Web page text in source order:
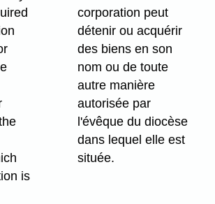
is
corporation peut
détenir ou acquérir
des biens en son
nom ou de toute
autre manière
autorisée par
l'évêque du diocèse
dans lequel elle est
située.